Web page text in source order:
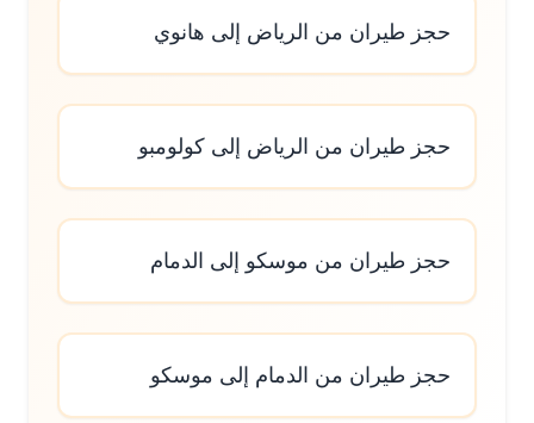
حجز طيران من الرياض إلى هانوي
حجز طيران من الرياض إلى كولومبو
حجز طيران من موسكو إلى الدمام
حجز طيران من الدمام إلى موسكو